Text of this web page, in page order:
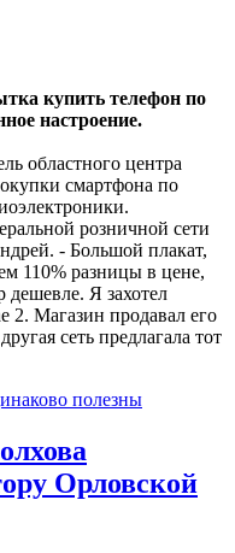
купить телефон по
настроение.
областного центра
смартфона по
розничной сети
- Большой плакат,
110% разницы в цене,
дешевле. Я захотел
2. Магазин продавал его
сеть предлагала тот
полезны
Орловской